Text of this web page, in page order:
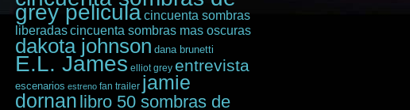
grey peliculacincuenta sombras
liberadascincuenta sombras mas oscuras
dakota johnson dana brunetti
E.L. James elliot grey entrevista
escenarios estreno fan trailer jamie
dornan libro 50 sombras de